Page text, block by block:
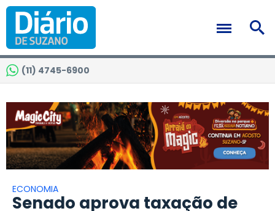
(11) 4745-6900
ECONOMIA
Senado aprova taxação de